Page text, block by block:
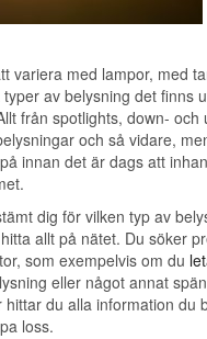
variera med lampor, med
av belysning det finns
från spotlights, down- och
och så vidare,
innan det är dags att
dig för vilken typ av
allt på nätet. Du söker
som exempelvis om du
eller något annat
du alla information du
loss.